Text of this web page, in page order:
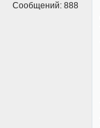
Сообщений: 888